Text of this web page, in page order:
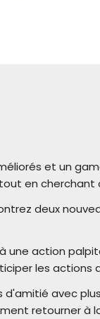
et un
en
deux
action
les actions
d'amitié avec
retourner à